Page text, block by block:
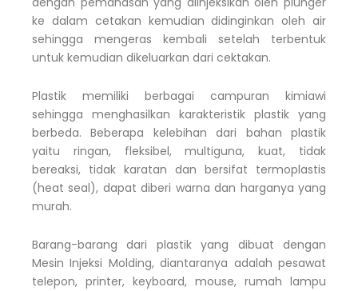
ke dalam cetakan kemudian didinginkan oleh air
sehingga mengeras kembali setelah terbentuk
untuk kemudian dikeluarkan dari cektakan.
Plastik memiliki berbagai campuran kimiawi
sehingga menghasilkan karakteristik plastik yang
berbeda. Beberapa kelebihan dari bahan plastik
yaitu ringan, fleksibel, multiguna, kuat, tidak
bereaksi, tidak karatan dan bersifat termoplastis
(heat seal), dapat diberi warna dan harganya yang
murah.
Barang-barang dari plastik yang dibuat dengan
Mesin Injeksi Molding, diantaranya adalah pesawat
telepon, printer, keyboard, mouse, rumah lampu